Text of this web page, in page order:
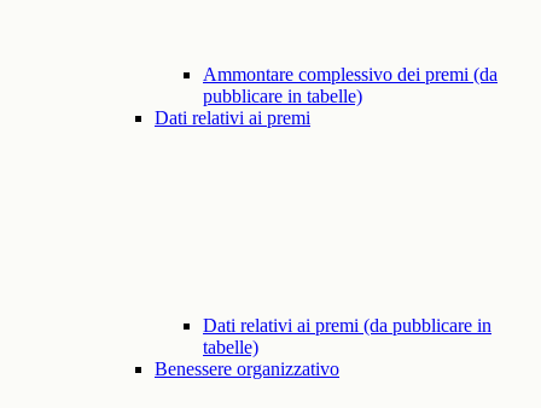
Ammontare complessivo dei premi (da
pubblicare in tabelle)
Dati relativi ai premi
Dati relativi ai premi (da pubblicare in
tabelle)
Benessere organizzativo